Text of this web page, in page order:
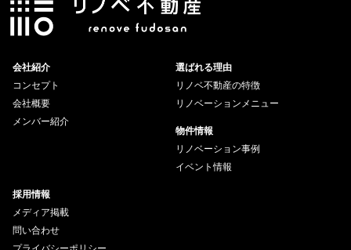
会社紹介
コンセプト
会社概要
メンバー紹介
選ばれる理由
リノベ不動産の特徴
リノベーションメニュー
物件情報
リノベーション事例
イベント情報
採用情報
メディア掲載
問い合わせ